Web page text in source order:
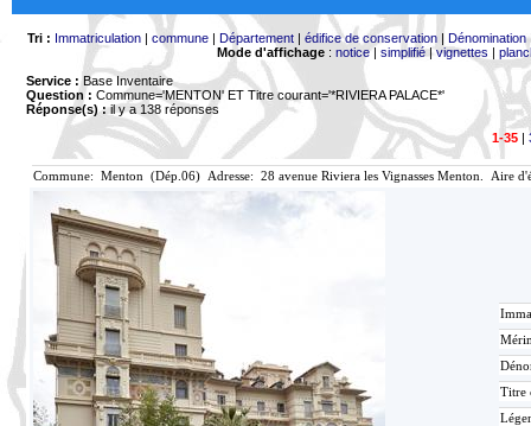
Tri : Immatriculation| commune| Département| édifice de conservation| Dénomination
Mode d'affichage: notice| simplifié|vignettes |
Service : Base Inventaire
Question : Commune='MENTON' ET Titre courant='*RIVIERA PALACE*'
Réponse(s) :il y a 138 réponses
1-35|
Commune: Menton (Dép.06) Adresse: 28 avenue Riviera les Vignasses Menton. Aire
Titre